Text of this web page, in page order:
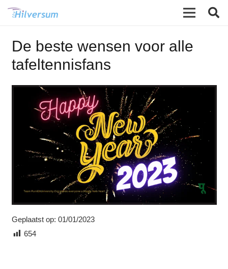
De beste wensen voor alle
tafeltennisfans
Geplaatst op: 01/01/2023
654